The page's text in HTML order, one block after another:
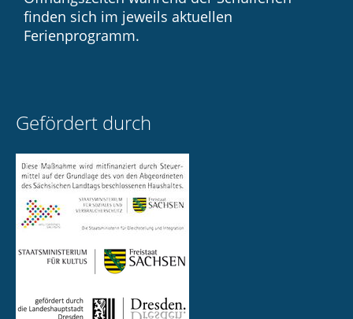
finden sich im jeweils aktuellen
Ferienprogramm.
Gefördert durch